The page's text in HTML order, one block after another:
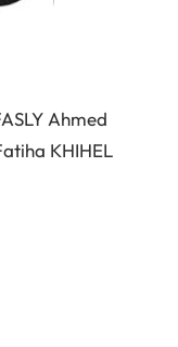
Ahmed
KHIHEL